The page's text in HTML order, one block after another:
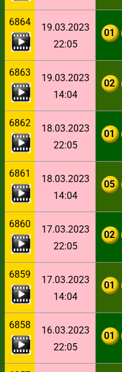
6864
19.03.2023
22:05
01
6863
19.03.2023
14:04
02
6862
18.03.2023
22:05
01
6861
18.03.2023
14:04
05
6860
17.03.2023
22:05
02
6859
17.03.2023
14:04
01
6858
16.03.2023
22:05
01